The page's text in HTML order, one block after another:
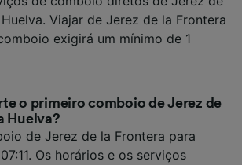
Viajar de Jerez de la Frontera
exigirá um mínimo de 1
o primeiro comboio de Jerez de
Huelva?
de Jerez de la Frontera para
Os horários e os serviços